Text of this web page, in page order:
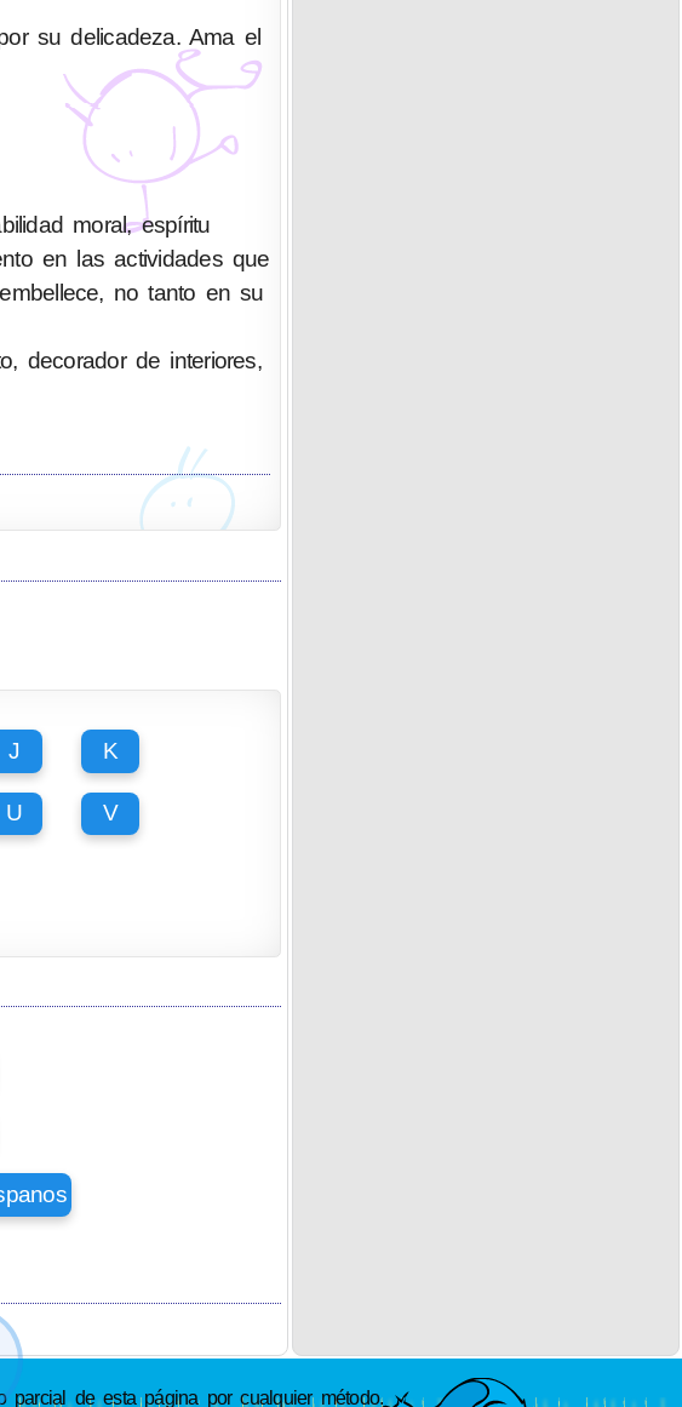
su delicadeza. Ama el
moral, espíritu
en las actividades que
no tanto en su
decorador de interiores,
J K
U V
de esta página por cualquier método.